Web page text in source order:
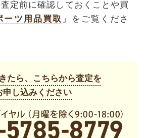
定前に確認しておくことや買
ーツ用品買取 」をご覧くださ
たら、こちらから査定を
申し込みください